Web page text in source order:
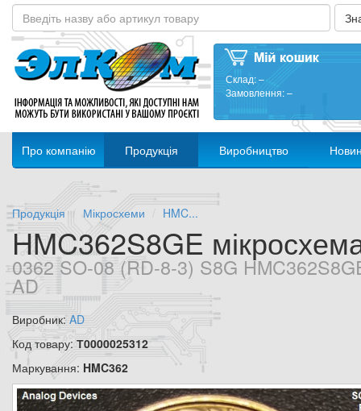
Склад:–
Замовлення:–
Про компанію Продукція Виробництво
Продукція Мікросхеми HMC...
HMC362S8GE
0362 SO-08 (RD-8-3) S8G
AD
Виробник:AD
Код товару:Т0000025312
Маркування: HMC362